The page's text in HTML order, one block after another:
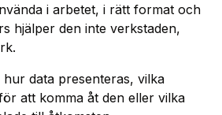
i arbetet, i rätt format och
hjälper den inte verkstaden,
data presenteras, vilka
att komma åt den eller vilka